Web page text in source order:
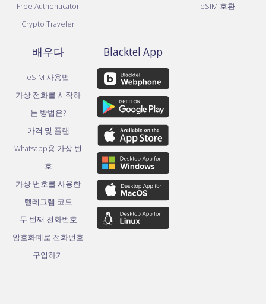
Free Authenticator
Crypto Traveler
eSIM 호환
배우다
eSIM 사용법
가상 전화를 시작하
는 방법은?
가격 및 플랜
Whatsapp용 가상 번
호
가상 번호를 사용한
텔레그램 코드
두 번째 전화번호
암호화폐로 전화번호
구입하기
Blacktel App